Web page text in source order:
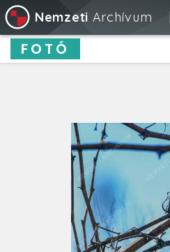
Nemzeti Archívum
FOTÓ